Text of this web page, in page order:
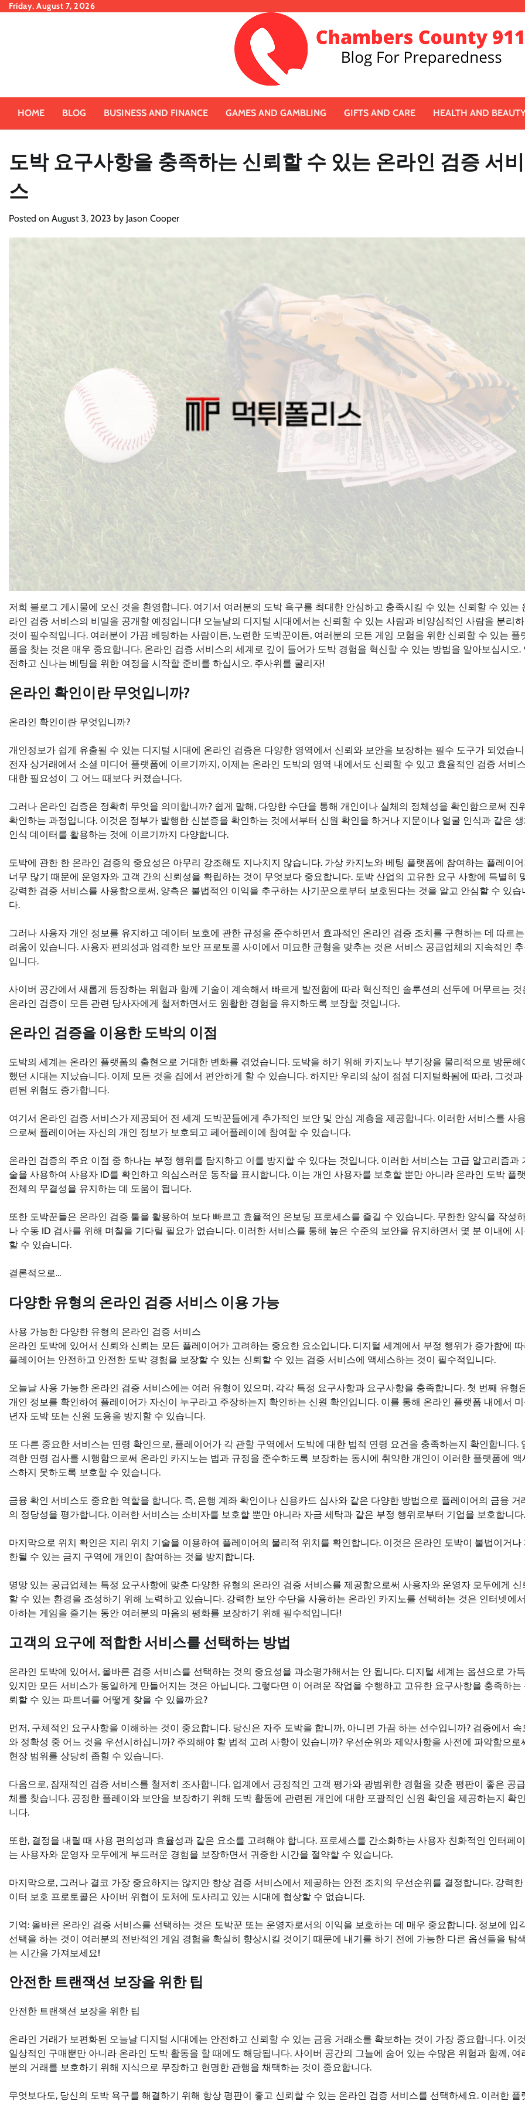
SkipFriday, August 7, 2026
HOME BLOG BUSINESS AND FINANCE GAMES AND GAMBLING GIFTS AND CARE HEALTH AND
도박 요구사항을 충족하는 신뢰할 수 있는 온라인 검증 서비
스
Posted on August 3, 2023 by Jason Cooper
저희 블로그 게시물에 오신 것을 환영합니다. 여기서 여러분의 도박 욕구를 최대한 안심하고 충족시킬 수 있는 신뢰할 수 있는
라인 검증 서비스의 비밀을 공개할 예정입니다! 오늘날의 디지털 시대에서는 신뢰할 수 있는 사람과 비양심적인 사람을 분리
것이 필수적입니다. 여러분이 가끔 베팅하는 사람이든, 노련한 도박꾼이든, 여러분의 모든 게임 모험을 위한 신뢰할 수 있는 플
폼을 찾는 것은 매우 중요합니다. 온라인 검증 서비스의 세계로 깊이 들어가 도박 경험을 혁신할 수 있는 방법을 알아보십시오.
전하고 신나는 베팅을 위한 여정을 시작할 준비를 하십시오. 주사위를 굴리자!
온라인 확인이란 무엇입니까?
온라인 확인이란 무엇입니까?
개인정보가 쉽게 유출될 수 있는 디지털 시대에 온라인 검증은 다양한 영역에서 신뢰와 보안을 보장하는 필수 도구가 되었습
전자 상거래에서 소셜 미디어 플랫폼에 이르기까지, 이제는 온라인 도박의 영역 내에서도 신뢰할 수 있고 효율적인 검증 서비
대한 필요성이 그 어느 때보다 커졌습니다.
그러나 온라인 검증은 정확히 무엇을 의미합니까? 쉽게 말해, 다양한 수단을 통해 개인이나 실체의 정체성을 확인함으로써 진
확인하는 과정입니다. 이것은 정부가 발행한 신분증을 확인하는 것에서부터 신원 확인을 하거나 지문이나 얼굴 인식과 같은 생
인식 데이터를 활용하는 것에 이르기까지 다양합니다.
도박에 관한 한 온라인 검증의 중요성은 아무리 강조해도 지나치지 않습니다. 가상 카지노와 베팅 플랫폼에 참여하는 플레이
너무 많기 때문에 운영자와 고객 간의 신뢰성을 확립하는 것이 무엇보다 중요합니다. 도박 산업의 고유한 요구 사항에 특별히
강력한 검증 서비스를 사용함으로써, 양측은 불법적인 이익을 추구하는 사기꾼으로부터 보호된다는 것을 알고 안심할 수 있습
다.
그러나 사용자 개인 정보를 유지하고 데이터 보호에 관한 규정을 준수하면서 효과적인 온라인 검증 조치를 구현하는 데 따르
려움이 있습니다. 사용자 편의성과 엄격한 보안 프로토콜 사이에서 미묘한 균형을 맞추는 것은 서비스 공급업체의 지속적인
입니다.
사이버 공간에서 새롭게 등장하는 위협과 함께 기술이 계속해서 빠르게 발전함에 따라 혁신적인 솔루션의 선두에 머무르는 것
온라인 검증이 모든 관련 당사자에게 철저하면서도 원활한 경험을 유지하도록 보장할 것입니다.
온라인 검증을 이용한 도박의 이점
도박의 세계는 온라인 플랫폼의 출현으로 거대한 변화를 겪었습니다. 도박을 하기 위해 카지노나 부기장을 물리적으로 방문해
했던 시대는 지났습니다. 이제 모든 것을 집에서 편안하게 할 수 있습니다. 하지만 우리의 삶이 점점 디지털화됨에 따라, 그것과
련된 위험도 증가합니다.
여기서 온라인 검증 서비스가 제공되어 전 세계 도박꾼들에게 추가적인 보안 및 안심 계층을 제공합니다. 이러한 서비스를 사
으로써 플레이어는 자신의 개인 정보가 보호되고 페어플레이에 참여할 수 있습니다.
온라인 검증의 주요 이점 중 하나는 부정 행위를 탐지하고 이를 방지할 수 있다는 것입니다. 이러한 서비스는 고급 알고리즘과
술을 사용하여 사용자 ID를 확인하고 의심스러운 동작을 표시합니다. 이는 개인 사용자를 보호할 뿐만 아니라 온라인 도박 플
전체의 무결성을 유지하는 데 도움이 됩니다.
또한 도박꾼들은 온라인 검증 툴을 활용하여 보다 빠르고 효율적인 온보딩 프로세스를 즐길 수 있습니다. 무한한 양식을 작성
나 수동 ID 검사를 위해 며칠을 기다릴 필요가 없습니다. 이러한 서비스를 통해 높은 수준의 보안을 유지하면서 몇 분 이내에
할 수 있습니다.
결론적으로…
다양한 유형의 온라인 검증 서비스 이용 가능
사용 가능한 다양한 유형의 온라인 검증 서비스
온라인 도박에 있어서 신뢰와 신뢰는 모든 플레이어가 고려하는 중요한 요소입니다. 디지털 세계에서 부정 행위가 증가함에
플레이어는 안전하고 안전한 도박 경험을 보장할 수 있는 신뢰할 수 있는 검증 서비스에 액세스하는 것이 필수적입니다.
오늘날 사용 가능한 온라인 검증 서비스에는 여러 유형이 있으며, 각각 특정 요구사항과 요구사항을 충족합니다. 첫 번째 유형
개인 정보를 확인하여 플레이어가 자신이 누구라고 주장하는지 확인하는 신원 확인입니다. 이를 통해 온라인 플랫폼 내에서 미
년자 도박 또는 신원 도용을 방지할 수 있습니다.
또 다른 중요한 서비스는 연령 확인으로, 플레이어가 각 관할 구역에서 도박에 대한 법적 연령 요건을 충족하는지 확인합니다.
격한 연령 검사를 시행함으로써 온라인 카지노는 법과 규정을 준수하도록 보장하는 동시에 취약한 개인이 이러한 플랫폼에 액
스하지 못하도록 보호할 수 있습니다.
금융 확인 서비스도 중요한 역할을 합니다. 즉, 은행 계좌 확인이나 신용카드 심사와 같은 다양한 방법으로 플레이어의 금융 거
의 정당성을 평가합니다. 이러한 서비스는 소비자를 보호할 뿐만 아니라 자금 세탁과 같은 부정 행위로부터 기업을 보호합니다.
마지막으로 위치 확인은 지리 위치 기술을 이용하여 플레이어의 물리적 위치를 확인합니다. 이것은 온라인 도박이 불법이거나
한될 수 있는 금지 구역에 개인이 참여하는 것을 방지합니다.
명망 있는 공급업체는 특정 요구사항에 맞춘 다양한 유형의 온라인 검증 서비스를 제공함으로써 사용자와 운영자 모두에게 신
할 수 있는 환경을 조성하기 위해 노력하고 있습니다. 강력한 보안 수단을 사용하는 온라인 카지노를 선택하는 것은 인터넷에
아하는 게임을 즐기는 동안 여러분의 마음의 평화를 보장하기 위해 필수적입니다!
고객의 요구에 적합한 서비스를 선택하는 방법
온라인 도박에 있어서, 올바른 검증 서비스를 선택하는 것의 중요성을 과소평가해서는 안 됩니다. 디지털 세계는 옵션으로 가
있지만 모든 서비스가 동일하게 만들어지는 것은 아닙니다. 그렇다면 이 어려운 작업을 수행하고 고유한 요구사항을 충족하는
뢰할 수 있는 파트너를 어떻게 찾을 수 있을까요?
먼저, 구체적인 요구사항을 이해하는 것이 중요합니다. 당신은 자주 도박을 합니까, 아니면 가끔 하는 선수입니까? 검증에서 속
와 정확성 중 어느 것을 우선시하십니까? 주의해야 할 법적 고려 사항이 있습니까? 우선순위와 제약사항을 사전에 파악함으로
현장 범위를 상당히 좁힐 수 있습니다.
다음으로, 잠재적인 검증 서비스를 철저히 조사합니다. 업계에서 긍정적인 고객 평가와 광범위한 경험을 갖춘 평판이 좋은 공
체를 찾습니다. 공정한 플레이와 보안을 보장하기 위해 도박 활동에 관련된 개인에 대한 포괄적인 신원 확인을 제공하는지 확
니다.
또한, 결정을 내릴 때 사용 편의성과 효율성과 같은 요소를 고려해야 합니다. 프로세스를 간소화하는 사용자 친화적인 인터페
는 사용자와 운영자 모두에게 부드러운 경험을 보장하면서 귀중한 시간을 절약할 수 있습니다.
마지막으로, 그러나 결코 가장 중요하지는 않지만 항상 검증 서비스에서 제공하는 안전 조치의 우선순위를 결정합니다. 강력한
이터 보호 프로토콜은 사이버 위협이 도처에 도사리고 있는 시대에 협상할 수 없습니다.
기억: 올바른 온라인 검증 서비스를 선택하는 것은 도박꾼 또는 운영자로서의 이익을 보호하는 데 매우 중요합니다. 정보에 입
선택을 하는 것이 여러분의 전반적인 게임 경험을 확실히 향상시킬 것이기 때문에 내기를 하기 전에 가능한 다른 옵션들을 탐
는 시간을 가져보세요!
안전한 트랜잭션 보장을 위한 팁
안전한 트랜잭션 보장을 위한 팁
온라인 거래가 보편화된 오늘날 디지털 시대에는 안전하고 신뢰할 수 있는 금융 거래소를 확보하는 것이 가장 중요합니다. 이
일상적인 구매뿐만 아니라 온라인 도박 활동을 할 때에도 해당됩니다. 사이버 공간의 그늘에 숨어 있는 수많은 위험과 함께, 여
분의 거래를 보호하기 위해 지식으로 무장하고 현명한 관행을 채택하는 것이 중요합니다.
무엇보다도, 당신의 도박 욕구를 해결하기 위해 항상 평판이 좋고 신뢰할 수 있는 온라인 검증 서비스를 선택하세요. 이러한 플